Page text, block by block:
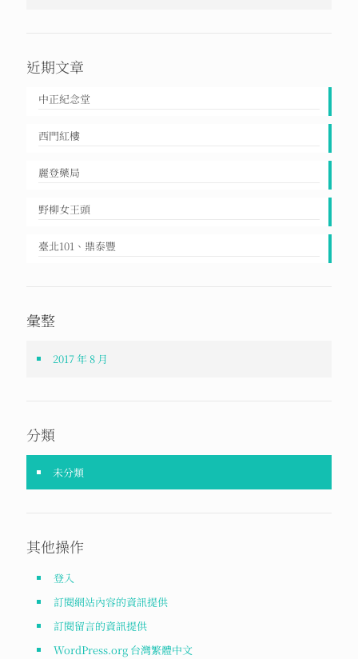
近期文章
中正紀念堂
西門紅樓
麗登藥局
野柳女王頭
臺北101、鼎泰豐
彙整
2017 年 8 月
分類
未分類
其他操作
登入
訂閱網站內容的資訊提供
訂閱留言的資訊提供
WordPress.org 台灣繁體中文